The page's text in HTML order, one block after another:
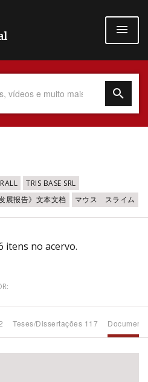
TRIS BASE SRL
展报告》文本文档
マウス スライム
itens no acervo.
Teses/Dissertações 117